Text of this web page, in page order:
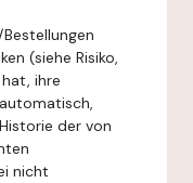
(siehe Risiko,
ihre
der von
nicht